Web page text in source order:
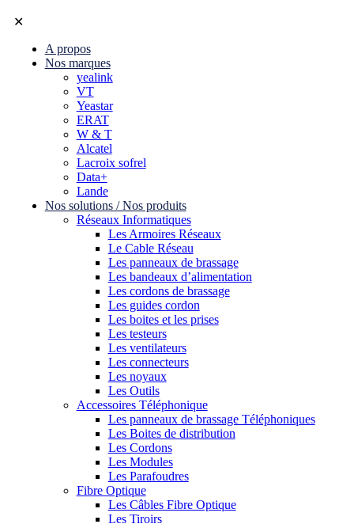
✕
A propos
Nos marques
yealink
VT
Yeastar
ERAT
W & T
Alcatel
Lacroix sofrel
Data+
Lande
Nos solutions / Nos produits
Réseaux Informatiques
Les Armoires Réseaux
Le Cable Réseau
Les panneaux de brassage
Les bandeaux d’alimentation
Les cordons de brassage
Les guides cordon
Les boites et les prises
Les testeurs
Les ventilateurs
Les connecteurs
Les noyaux
Les Outils
Accessoires Téléphonique
Les panneaux de brassage Téléphoniques
Les Boites de distribution
Les Cordons
Les Modules
Les Parafoudres
Fibre Optique
Les Câbles Fibre Optique
Les Tiroirs